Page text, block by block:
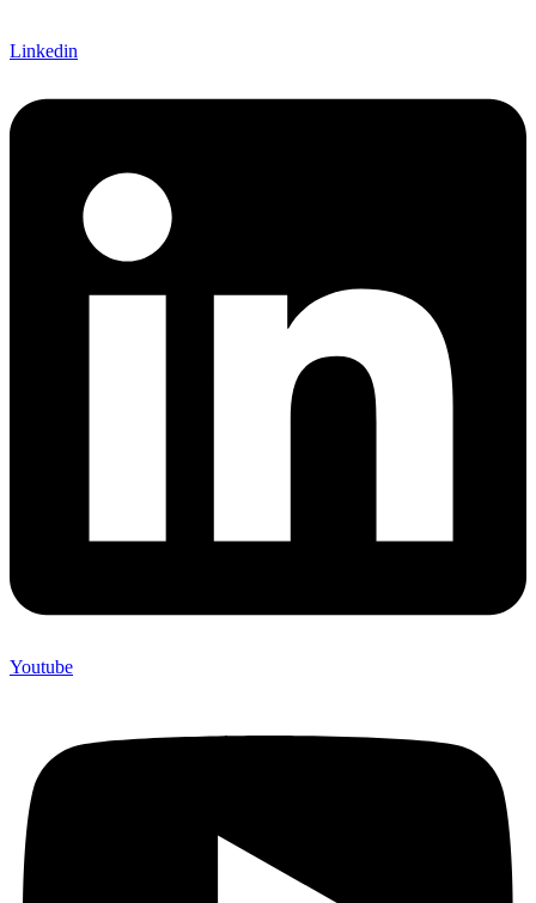
Linkedin
Youtube